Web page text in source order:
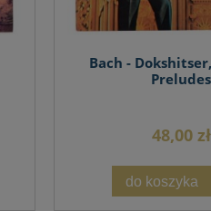
Bach -
Preludes
48,00 zł
do koszyka